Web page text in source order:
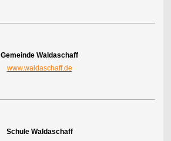
Gemeinde Waldaschaff
www.waldaschaff.de
Schule Waldaschaff